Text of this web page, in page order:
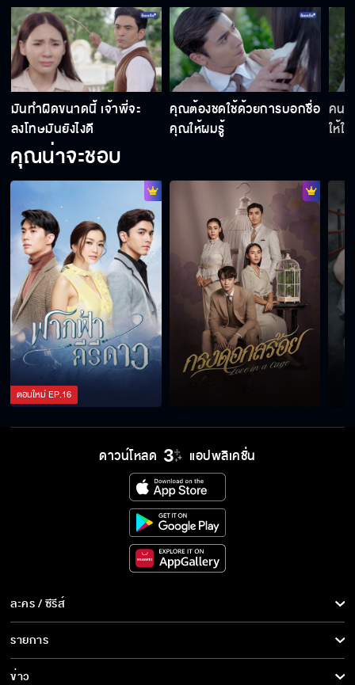
มันทำผิดขนาดนี้ เจ้าพี่จะ
ลงโทษมันยังไงดี
คุณต้องชดใช้ด้วยการบอกชื่อ
คุณให้ผมรู้
คนอ
ให้ใ
คุณน่าจะชอบ
ตอนใหม่EP.16
ดาวน์โหลด แอปพลิเคชั่น
ละคร / ซีรีส์
ละคร/ซีรีส์
ซีรีส์นานาชาติ
รายการ
รายการทั้งหมด
ข่าว